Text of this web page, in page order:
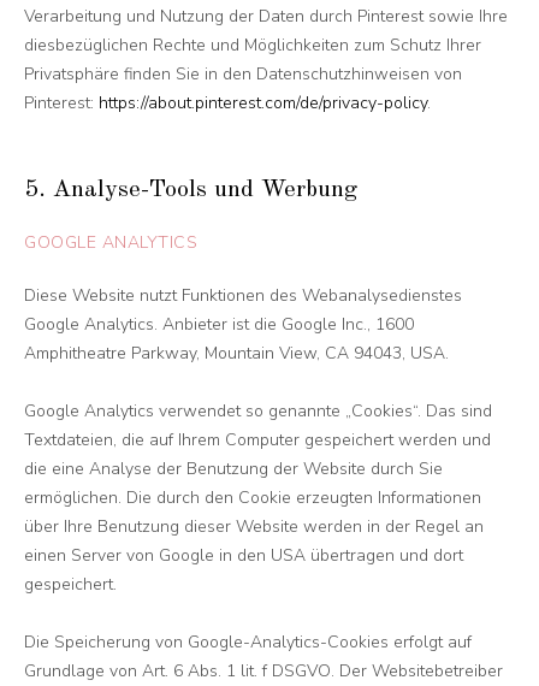
Verarbeitung und Nutzung der Daten durch Pinterest sowie Ihre
diesbezüglichen Rechte und Möglichkeiten zum Schutz Ihrer
Privatsphäre finden Sie in den Datenschutzhinweisen von
Pinterest: https://about.pinterest.com/de/privacy-policy.
5. Analyse-Tools und Werbung
GOOGLE ANALYTICS
Diese Website nutzt Funktionen des Webanalysedienstes
Google Analytics. Anbieter ist die Google Inc., 1600
Amphitheatre Parkway, Mountain View, CA 94043, USA.
Google Analytics verwendet so genannte „Cookies“. Das sind
Textdateien, die auf Ihrem Computer gespeichert werden und
die eine Analyse der Benutzung der Website durch Sie
ermöglichen. Die durch den Cookie erzeugten Informationen
über Ihre Benutzung dieser Website werden in der Regel an
einen Server von Google in den USA übertragen und dort
gespeichert.
Die Speicherung von Google-Analytics-Cookies erfolgt auf
Grundlage von Art. 6 Abs. 1 lit. f DSGVO. Der Websitebetreiber